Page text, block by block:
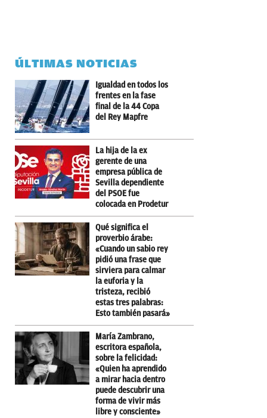
ÚLTIMAS NOTICIAS
Igualdad en todos los
frentes en la fase
final de la 44 Copa
del Rey Mapfre
La hija de la ex
gerente de una
empresa pública de
Sevilla dependiente
del PSOE fue
colocada en Prodetur
Qué significa el
proverbio árabe:
«Cuando un sabio rey
pidió una frase que
sirviera para calmar
la euforia y la
tristeza, recibió
estas tres palabras:
Esto también pasará»
María Zambrano,
escritora española,
sobre la felicidad:
«Quien ha aprendido
a mirar hacia dentro
puede descubrir una
forma de vivir más
libre y consciente»